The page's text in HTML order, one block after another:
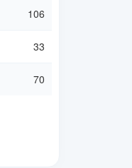
106
33
70